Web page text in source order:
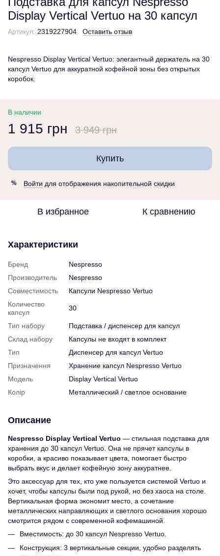
Display Vertical Vertuo на 30 капсул
Артикул: 2319227904 Оставить отзыв
Nespresso Display Vertical Vertuo: элегантный держатель на 30
капсул Vertuo для аккуратной кофейной зоны без открытых
коробок.
В наличии
1 915 грн 3 949 грн
Купить
% Войти для отображения накопительной скидки
В избранное К сравнению
Характеристики
Бренд
Nespresso
Производитель
Nespresso
Совместимость
Капсули Nespresso Vertuo
Количество
капсул
30
Тип набору
Подставка / диспенсер для капсул
Склад набору
Капсулы не входят в комплект
Тип
Диспенсер для капсул Vertuo
Призначення
Хранение капсул Nespresso Vertuo
Модель
Display Vertical Vertuo
Колір
Металлический / светлое основание
Описание
Nespresso Display Vertical Vertuo — стильная подставка для
хранения до 30 капсул Vertuo. Она не прячет капсулы в
коробки, а красиво показывает цвета, помогает быстро
выбрать вкус и делает кофейную зону аккуратнее.
Это аксессуар для тех, кто уже пользуется системой Vertuo и
хочет, чтобы капсулы были под рукой, но без хаоса на столе.
Вертикальная форма экономит место, а сочетание
металлических направляющих и светлого основания хорошо
смотрится рядом с современной кофемашиной.
Вместимость: до 30 капсул Nespresso Vertuo.
Конструкция: 3 вертикальные секции, удобно разделять